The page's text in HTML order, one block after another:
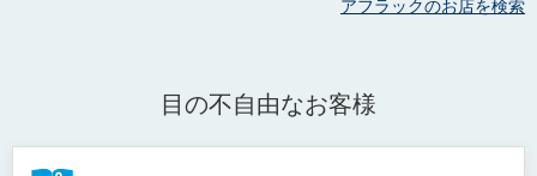
アフラックのお店を検索
目の不自由なお客様